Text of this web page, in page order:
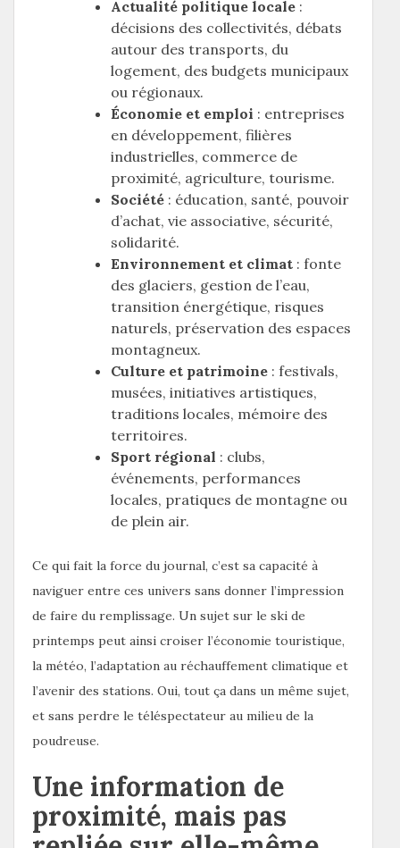
Actualité politique locale :
décisions des collectivités, débats
autour des transports, du
logement, des budgets municipaux
ou régionaux.
Économie et emploi : entreprises
en développement, filières
industrielles, commerce de
proximité, agriculture, tourisme.
Société : éducation, santé, pouvoir
d’achat, vie associative, sécurité,
solidarité.
Environnement et climat : fonte
des glaciers, gestion de l’eau,
transition énergétique, risques
naturels, préservation des espaces
montagneux.
Culture et patrimoine : festivals,
musées, initiatives artistiques,
traditions locales, mémoire des
territoires.
Sport régional : clubs,
événements, performances
locales, pratiques de montagne ou
de plein air.
Ce qui fait la force du journal, c’est sa capacité à
naviguer entre ces univers sans donner l’impression
de faire du remplissage. Un sujet sur le ski de
printemps peut ainsi croiser l’économie touristique,
la météo, l’adaptation au réchauffement climatique et
l’avenir des stations. Oui, tout ça dans un même sujet,
et sans perdre le téléspectateur au milieu de la
poudreuse.
Une information de
proximité, mais pas